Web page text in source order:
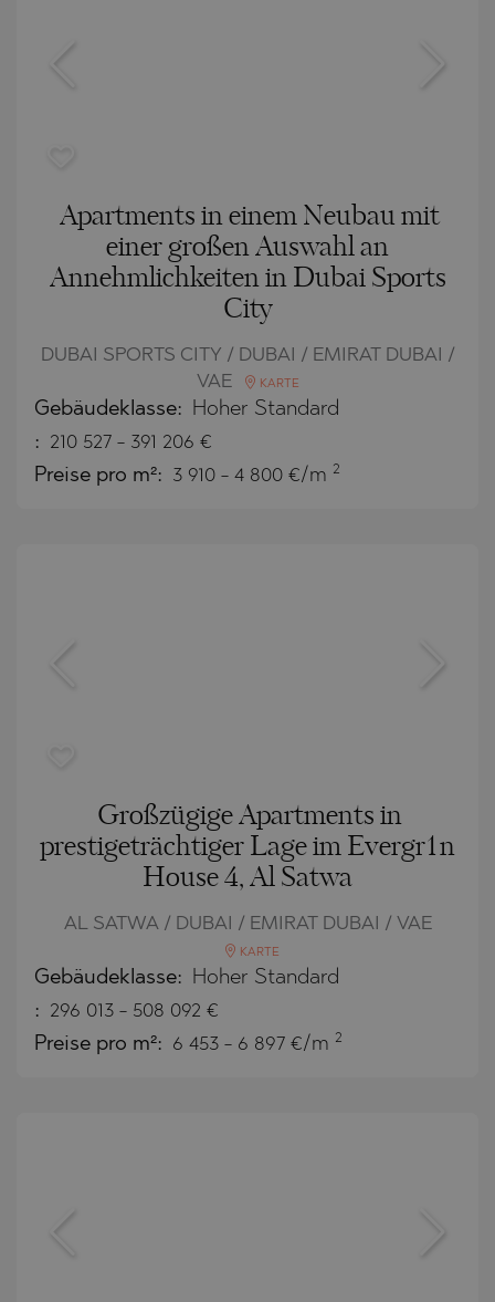
Apartments in einem Neubau mit
einer großen Auswahl an
Annehmlichkeiten in Dubai Sports
City
DUBAI SPORTS CITY / DUBAI / EMIRAT DUBAI /
VAE
KARTE
Gebäudeklasse: Hoher Standard
: 210 527 - 391 206 €
Preise pro m²: 3 910 - 4 800 €/m 2
Großzügige Apartments in
prestigeträchtiger Lage im Evergr1n
House 4, Al Satwa
AL SATWA / DUBAI / EMIRAT DUBAI / VAE
KARTE
Gebäudeklasse: Hoher Standard
: 296 013 - 508 092 €
Preise pro m²: 6 453 - 6 897 €/m 2